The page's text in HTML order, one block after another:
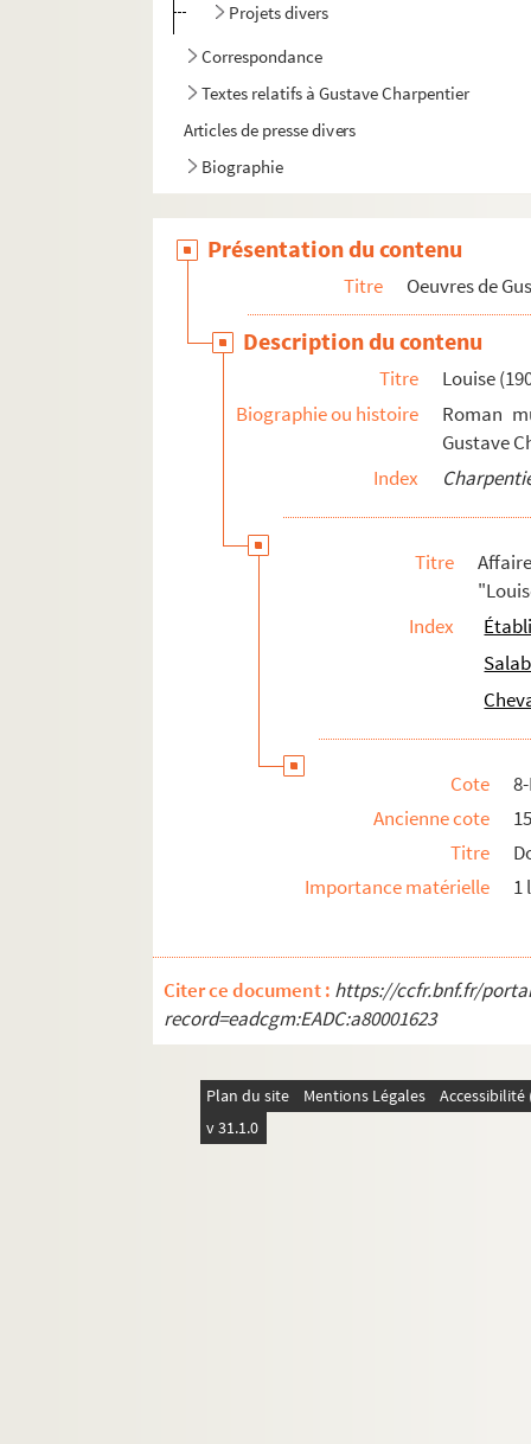
Projets divers
Correspondance
Textes relatifs à Gustave Charpentier
Articles de presse divers
Biographie
Présentation du contenu
Titre Oeuvres de
Description du contenu
Titre
Louise
Biographie ou histoire
Roman
Gustave
Index
Titre
Index
Cote
Ancienne cote
Titre
Importance matérielle
1
Citer ce document : https://ccfr.bnf.fr/
record=eadcgm:EADC:a80001623
Plan du site Mentions Légales
v 31.1.0